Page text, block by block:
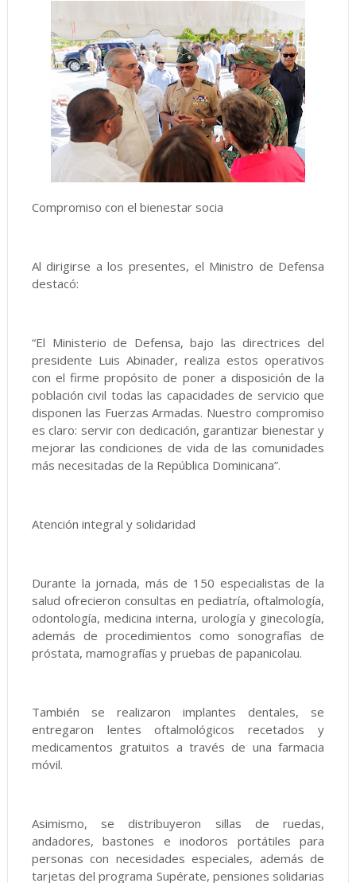
Compromiso con el bienestar socia
Al dirigirse a los presentes, el Ministro de Defensa
destacó:
“El Ministerio de Defensa, bajo las directrices del
presidente Luis Abinader, realiza estos operativos
con el firme propósito de poner a disposición de la
población civil todas las capacidades de servicio que
disponen las Fuerzas Armadas. Nuestro compromiso
es claro: servir con dedicación, garantizar bienestar y
mejorar las condiciones de vida de las comunidades
más necesitadas de la República Dominicana”.
Atención integral y solidaridad
Durante la jornada, más de 150 especialistas de la
salud ofrecieron consultas en pediatría, oftalmología,
odontología, medicina interna, urología y ginecología,
además de procedimientos como sonografías de
próstata, mamografías y pruebas de papanicolau.
También se realizaron implantes dentales, se
entregaron lentes oftalmológicos recetados y
medicamentos gratuitos a través de una farmacia
móvil.
Asimismo, se distribuyeron sillas de ruedas,
andadores, bastones e inodoros portátiles para
personas con necesidades especiales, además de
tarjetas del programa Supérate, pensiones solidarias